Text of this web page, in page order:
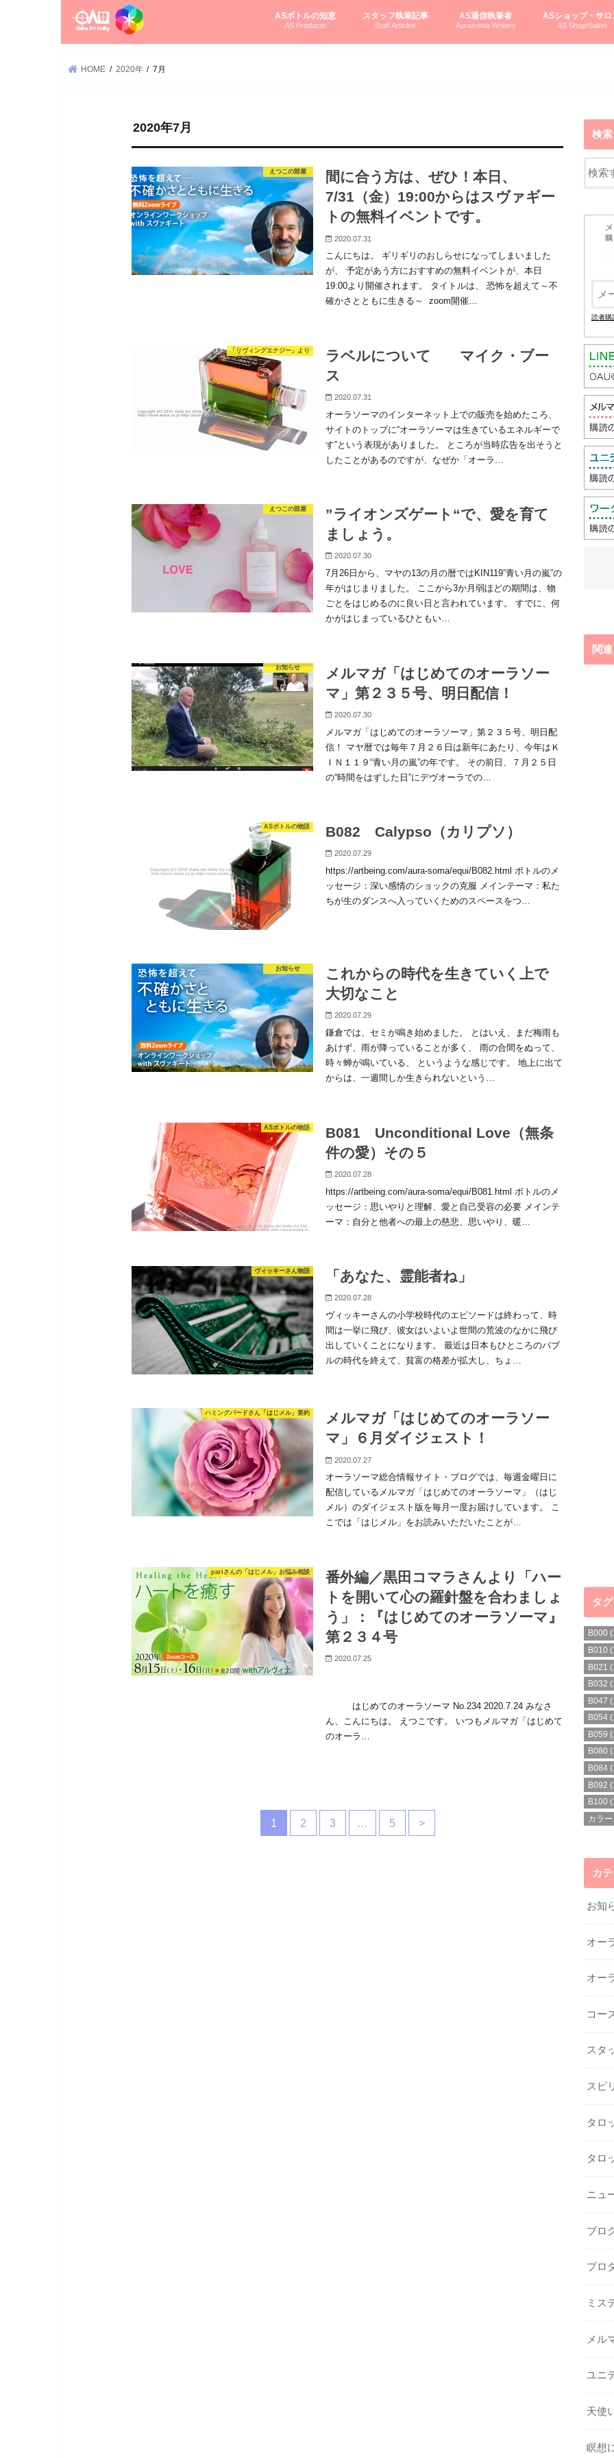
ASボトルの知恵
AS Products
スタッフ執筆記事
Staff Articles
AS通信執筆者
Aurasoma Writers
ASショップ・サロ
AS Shop/Salon
HOME 2020年 7月
2020年7月
えつこの部屋
間に合う方は、ぜひ！本日、
7/31（金）19:00からはスヴァギー
トの無料イベントです。
2020.07.31
こんにちは。 ギリギリのおしらせになってしまいました
が、 予定があう方におすすめの無料イベントが、本日
19:00より開催されます。 タイトルは、 恐怖を超えて～不
確かさとともに生きる～ zoom開催…
「リヴィングエナジー」より
ラベルについて マイク・ブー
ス
2020.07.31
オーラソーマのインターネット上での販売を始めたころ、
サイトのトップに“オーラソーマは生きているエネルギーで
す”という表現がありました。 ところが当時広告を出そうと
したことがあるのですが、なぜか「オーラ…
えつこの部屋
”ライオンズゲート“で、愛を育て
ましょう。
2020.07.30
7月26日から、マヤの13の月の暦ではKIN119”青い月の嵐”の
年がはじまりました。 ここから3か月弱ほどの期間は、物
ごとをはじめるのに良い日と言われています。 すでに、何
かがはじまっているひともい…
お知らせ
メルマガ「はじめてのオーラソー
マ」第２３５号、明日配信！
2020.07.30
メルマガ「はじめてのオーラソーマ」第２３５号、明日配
信！ マヤ暦では毎年７月２６日は新年にあたり、今年はＫ
ＩＮ１１９“青い月の嵐”の年です。 その前日、７月２５日
の“時間をはずした日”にデヴオーラでの…
ASボトルの物語 B082 Calypso（カリプソ）
2020.07.29
https://artbeing.com/aura-soma/equi/B082.html ボトルのメ
ッセージ：深い感情のショックの克服 メインテーマ：私た
ちが生のダンスへ入っていくためのスペースをつ…
お知らせ
これからの時代を生きていく上で
大切なこと
2020.07.29
鎌倉では、セミが鳴き始めました。 とはいえ、まだ梅雨も
あけず、雨が降っていることが多く、 雨の合間をぬって、
時々蝉が鳴いている、 というような感じです。 地上に出て
からは、一週間しか生きられないという…
ASボトルの物語
B081 Unconditional Love（無条
件の愛）その５
2020.07.28
https://artbeing.com/aura-soma/equi/B081.html ボトルのメ
ッセージ：思いやりと理解、愛と自己受容の必要 メインテ
ーマ：自分と他者への最上の慈悲、思いやり、暖…
ヴィッキーさん物語 「あなた、霊能者ね」
2020.07.28
ヴィッキーさんの小学校時代のエピソードは終わって、時
間は一挙に飛び、彼女はいよいよ世間の荒波のなかに飛び
出していくことになります。 最近は日本もひところのバブ
ルの時代を終えて、貧富の格差が拡大し、ちょ…
ハミングバードさん「はじメル」要約
メルマガ「はじめてのオーラソー
マ」６月ダイジェスト！
2020.07.27
オーラソーマ総合情報サイト・ブログでは、毎週金曜日に
配信しているメルマガ「はじめてのオーラソーマ」（はじ
メル）のダイジェスト版を毎月一度お届けしています。 こ
こでは「はじメル」をお読みいただいたことが…
pariさんの「はじメル」お悩み相談
番外編／黒田コマラさんより「ハー
トを開いて心の羅針盤を合わましょ
う」：『はじめてのオーラソーマ』
第２３４号
2020.07.25
はじめてのオーラソーマ No.234 2020.7.24 みなさ
ん、こんにちは。 えつこです。 いつもメルマガ「はじめて
のオーラ…
1 2 3 5 >
検索
読者購
関
タ
B000
B010
B021
B032
B047
B054
B059
B080
B084
B092
B100
カラ
カ
お知
オー
オー
コー
スタ
スピ
タロ
タロ
ニュ
ブロ
プロ
ミス
メル
ユニ
天使
瞑想